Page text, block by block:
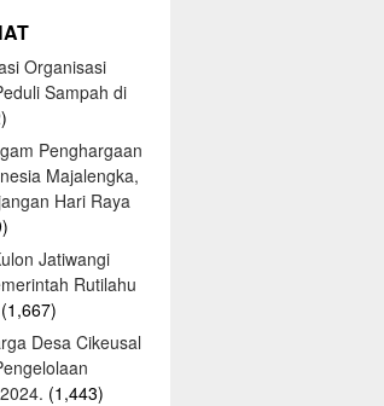
Organisasi
Sampah di
Penghargaan
Majalengka,
Hari Raya
Jatiwangi
Rutilahu
(1,667)
Desa Cikeusal
(1,443)